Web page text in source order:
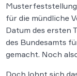
für die mündliche
Datum des ersten
des Bundesamts
gemacht. Noch
Doch lohnt sich